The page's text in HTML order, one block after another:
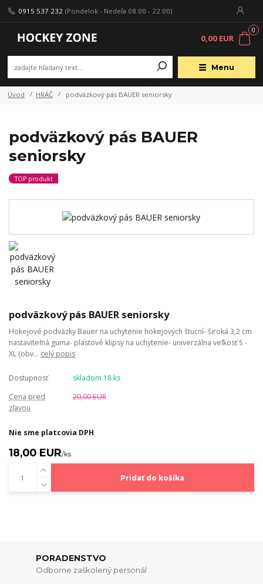
Menu
0915 537 232 (Pondelok - Nedeľa 08.00 - 22.00)
0
0,00 EUR
Úvod HRÁČ podväzkový pás BAUER seniorsky
podväzkový pás BAUER
seniorsky
TOP produkt
podväzkový pás BAUER seniorsky
Hokejové podväzky Bauer na uchytenie hokejových štucní- široká 3,2 cm
nastaviteľná guma- plastové klipsy na uchytenie- univerzálna veľkosť S -
XL (obv... celý popis
Dostupnosť
skladom 18 ks
Cena pred
zľavou
20,00 EUR
Nie sme platcovia DPH
18,00 EUR/ks
Pridať do košíka
PORADENSTVO
Odborne zaškolený personál